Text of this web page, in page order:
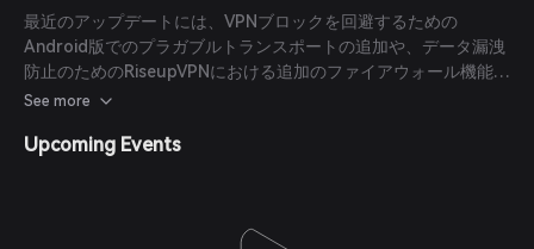
最近のアップデートには、VPNブロックを回避するための
Android版でのプラガブルトランスポートの追加や、データ漏洩
防止のためのRiseupVPNにおける追加のファイアウォール機能の
実装が含まれています。
See more
Upcoming Events